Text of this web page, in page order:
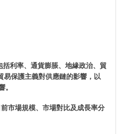
利率、通貨膨脹、地緣政治、貿
易保護主義對供應鏈的影響，以
。
市場規模、市場對比及成長率分